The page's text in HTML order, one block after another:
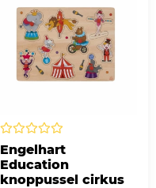
Engelhart
Education
knoppussel cirkus